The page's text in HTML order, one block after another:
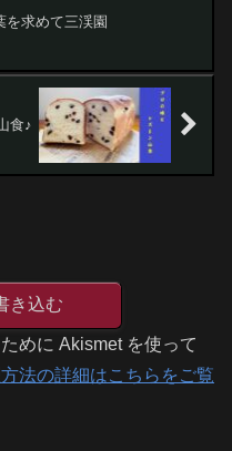
を求めて三渓園
食♪
き込む
めに Akismet を使って
法の詳細はこちらをご覧